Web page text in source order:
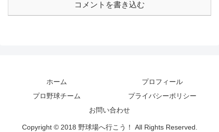
コメントを書き込む
ホーム
プロフィール
プロ野球チーム
プライバシーポリシー
お問い合わせ
Copyright © 2018 野球場へ行こう！ All Rights Reserved.